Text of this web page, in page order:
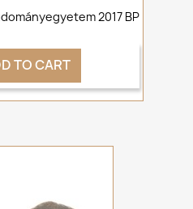
2017 BP
TO CART